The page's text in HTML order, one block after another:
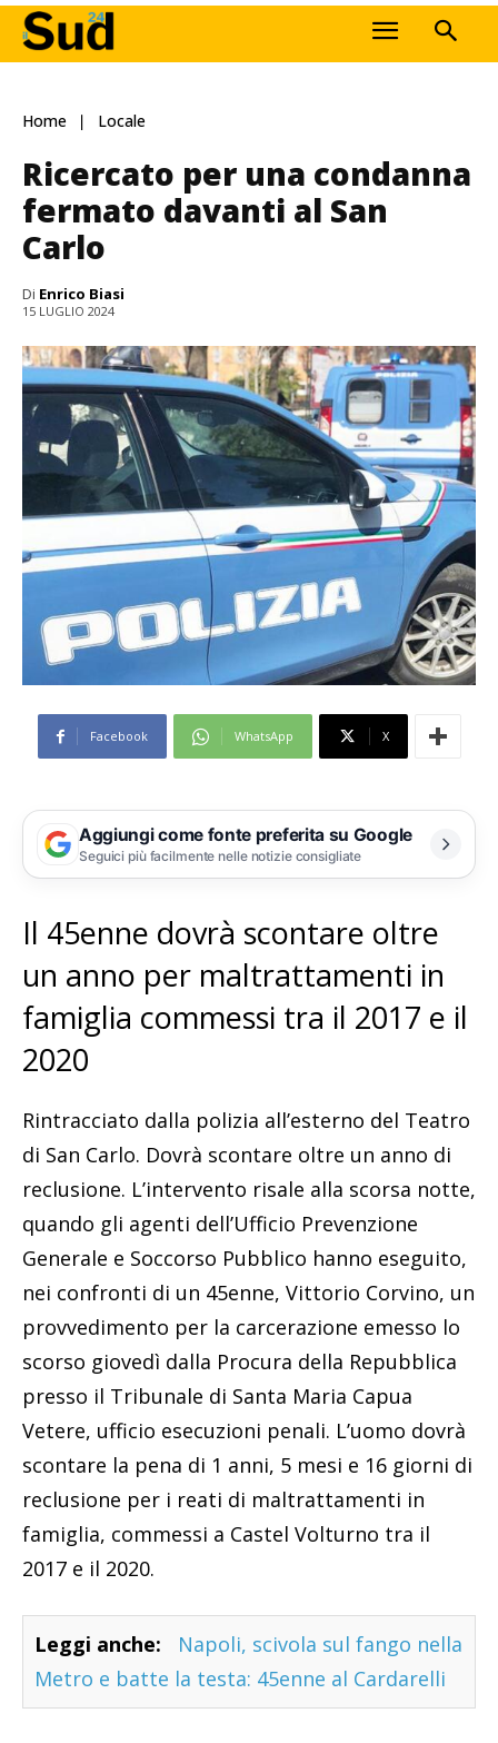
Home Locale
Ricercato per una condanna
fermato davanti al San
Carlo
Di Enrico Biasi
15 LUGLIO 2024
Facebook WhatsApp X
Aggiungi come fonte preferita su Google
Seguici più facilmente nelle notizie consigliate
Il 45enne dovrà scontare oltre
un anno per maltrattamenti in
famiglia commessi tra il 2017 e il
2020
Rintracciato dalla polizia all’esterno del Teatro
di San Carlo. Dovrà scontare oltre un anno di
reclusione. L’intervento risale alla scorsa notte,
quando gli agenti dell’Ufficio Prevenzione
Generale e Soccorso Pubblico hanno eseguito,
nei confronti di un 45enne, Vittorio Corvino, un
provvedimento per la carcerazione emesso lo
scorso giovedì dalla Procura della Repubblica
presso il Tribunale di Santa Maria Capua
Vetere, ufficio esecuzioni penali. L’uomo dovrà
scontare la pena di 1 anni, 5 mesi e 16 giorni di
reclusione per i reati di maltrattamenti in
famiglia, commessi a Castel Volturno tra il
2017 e il 2020.
Leggi anche:
Napoli, scivola sul fango nella
Metro e batte la testa: 45enne al Cardarelli